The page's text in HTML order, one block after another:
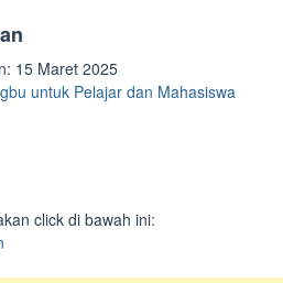
15 Maret 2025
untuk Pelajar dan Mahasiswa
click di bawah ini: